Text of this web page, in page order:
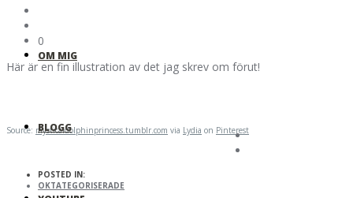
OM MIG
BLOGG
0
Här är en fin illustration av det jag skrev om förut!
Source: mysticaldolphinprincess.tumblr.com via Lydia on Pinterest
POSTED IN:
OKTATEGORISERADE